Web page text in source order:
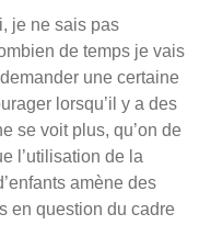
je ne sais pas
de temps je vais
une certaine
lorsqu’il y a des
se voit plus, qu’on de
l’utilisation de la
amène des
en question du cadre